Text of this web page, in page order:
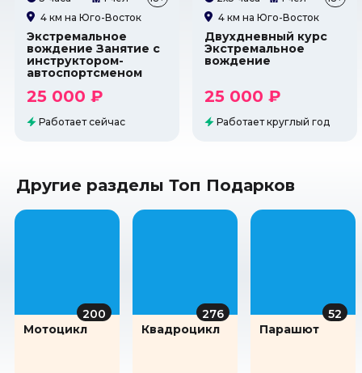
4 км на Юго-Восток
Экстремальное
вождение Занятие с
инструктором-
автоспортсменом
25 000 ₽
Работает сейчас
4 км на Юго-Восток
Двухдневный курс
Экстремальное
вождение
25 000 ₽
Работает круглый год
Другие разделы Топ Подарков
200
Мотоцикл
276
Квадроцикл
52
Парашют